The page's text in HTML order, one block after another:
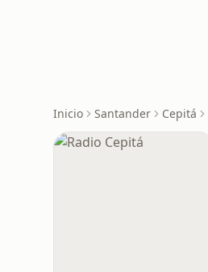
Inicio Santander Cepitá